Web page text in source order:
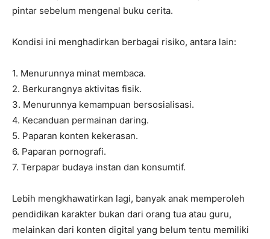
pintar sebelum mengenal buku cerita.
Kondisi ini menghadirkan berbagai risiko, antara lain:
1. Menurunnya minat membaca.
2. Berkurangnya aktivitas fisik.
3. Menurunnya kemampuan bersosialisasi.
4. Kecanduan permainan daring.
5. Paparan konten kekerasan.
6. Paparan pornografi.
7. Terpapar budaya instan dan konsumtif.
Lebih mengkhawatirkan lagi, banyak anak memperoleh
pendidikan karakter bukan dari orang tua atau guru,
melainkan dari konten digital yang belum tentu memiliki